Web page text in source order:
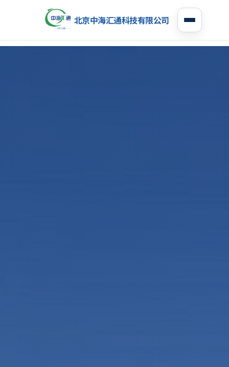
北京中海汇通科技有限公司